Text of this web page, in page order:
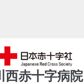
西赤十字病院